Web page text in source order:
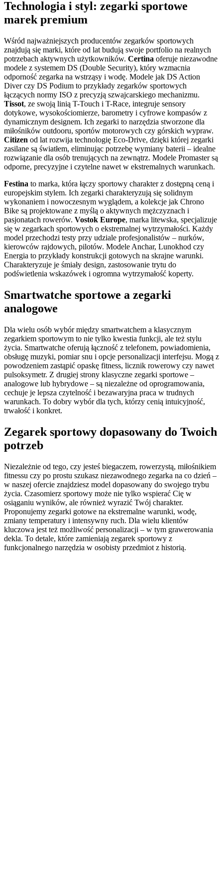
Technologia i styl: zegarki sportowe
marek premium
Wśród najważniejszych producentów zegarków sportowych
znajdują się marki, które od lat budują swoje portfolio na realnych
potrzebach aktywnych użytkowników. Certina oferuje niezawodne
modele z systemem DS (Double Security), który wzmacnia
odporność zegarka na wstrząsy i wodę. Modele jak DS Action
Diver czy DS Podium to przykłady zegarków sportowych
łączących normy ISO z precyzją szwajcarskiego mechanizmu.
Tissot, ze swoją linią T-Touch i T-Race, integruje sensory
dotykowe, wysokościomierze, barometry i cyfrowe kompasów z
dynamicznym designem. Ich zegarki to narzędzia stworzone dla
miłośników outdooru, sportów motorowych czy górskich wypraw.
Citizen od lat rozwija technologię Eco-Drive, dzięki której zegarki
zasilane są światłem, eliminując potrzebę wymiany baterii – idealne
rozwiązanie dla osób trenujących na zewnątrz. Modele Promaster są
odporne, precyzyjne i czytelne nawet w ekstremalnych warunkach.
Festina to marka, która łączy sportowy charakter z dostępną ceną i
europejskim stylem. Ich zegarki charakteryzują się solidnym
wykonaniem i nowoczesnym wyglądem, a kolekcje jak Chrono
Bike są projektowane z myślą o aktywnych mężczyznach i
pasjonatach rowerów. Vostok Europe, marka litewska, specjalizuje
się w zegarkach sportowych o ekstremalnej wytrzymałości. Każdy
model przechodzi testy przy udziale profesjonalistów – nurków,
kierowców rajdowych, pilotów. Modele Anchar, Lunokhod czy
Energia to przykłady konstrukcji gotowych na skrajne warunki.
Charakteryzuje je śmiały design, zastosowanie trytu do
podświetlenia wskazówek i ogromna wytrzymałość koperty.
Smartwatche sportowe a zegarki
analogowe
Dla wielu osób wybór między smartwatchem a klasycznym
zegarkiem sportowym to nie tylko kwestia funkcji, ale też stylu
życia. Smartwatche oferują łączność z telefonem, powiadomienia,
obsługę muzyki, pomiar snu i opcje personalizacji interfejsu. Mogą z
powodzeniem zastąpić opaskę fitness, licznik rowerowy czy nawet
pulsoksymetr. Z drugiej strony klasyczne zegarki sportowe –
analogowe lub hybrydowe – są niezależne od oprogramowania,
cechuje je lepsza czytelność i bezawaryjna praca w trudnych
warunkach. To dobry wybór dla tych, którzy cenią intuicyjność,
trwałość i konkret.
Zegarek sportowy dopasowany do Twoich
potrzeb
Niezależnie od tego, czy jesteś biegaczem, rowerzystą, miłośnikiem
fitnessu czy po prostu szukasz niezawodnego zegarka na co dzień –
w naszej ofercie znajdziesz model dopasowany do swojego trybu
życia. Czasomierz sportowy może nie tylko wspierać Cię w
osiąganiu wyników, ale również wyrazić Twój charakter.
Proponujemy zegarki gotowe na ekstremalne warunki, wodę,
zmiany temperatury i intensywny ruch. Dla wielu klientów
kluczowa jest też możliwość personalizacji – w tym grawerowania
dekla. To detale, które zamieniają zegarek sportowy z
funkcjonalnego narzędzia w osobisty przedmiot z historią.